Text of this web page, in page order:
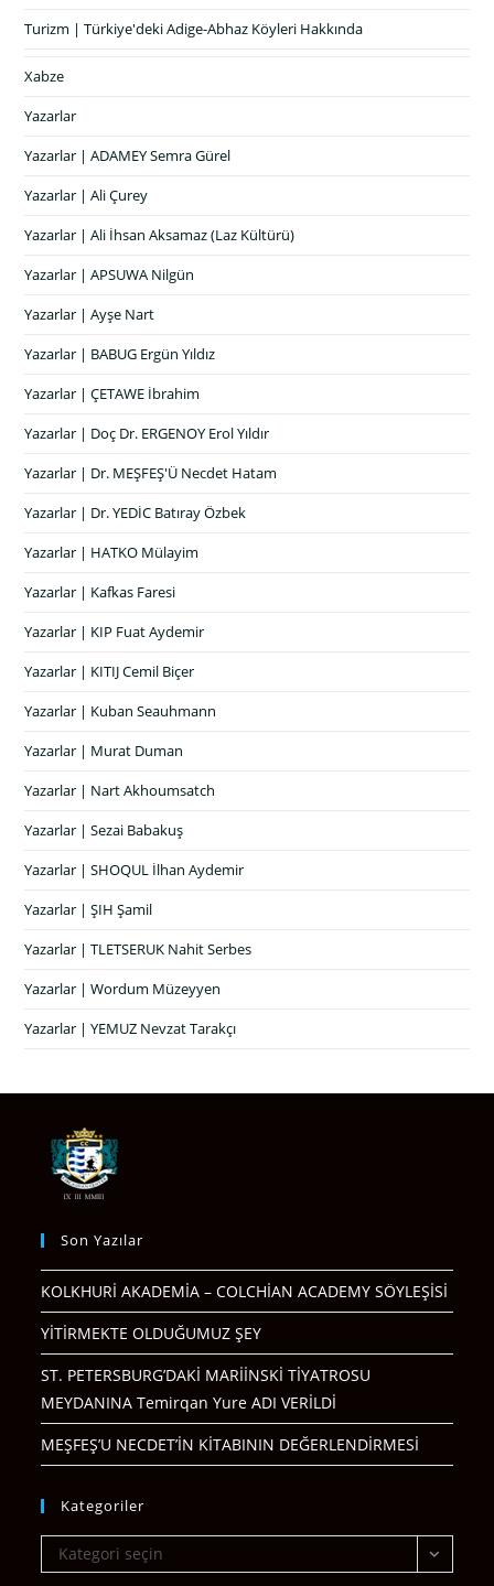
Turizm | Türkiye'deki Adige-Abhaz Köyleri Hakkında
Xabze
Yazarlar
Yazarlar | ADAMEY Semra Gürel
Yazarlar | Ali Çurey
Yazarlar | Ali İhsan Aksamaz (Laz Kültürü)
Yazarlar | APSUWA Nilgün
Yazarlar | Ayşe Nart
Yazarlar | BABUG Ergün Yıldız
Yazarlar | ÇETAWE İbrahim
Yazarlar | Doç Dr. ERGENOY Erol Yıldır
Yazarlar | Dr. MEŞFEŞ'Ü Necdet Hatam
Yazarlar | Dr. YEDİC Batıray Özbek
Yazarlar | HATKO Mülayim
Yazarlar | Kafkas Faresi
Yazarlar | KIP Fuat Aydemir
Yazarlar | KITIJ Cemil Biçer
Yazarlar | Kuban Seauhmann
Yazarlar | Murat Duman
Yazarlar | Nart Akhoumsatch
Yazarlar | Sezai Babakuş
Yazarlar | SHOQUL İlhan Aydemir
Yazarlar | ŞIH Şamil
Yazarlar | TLETSERUK Nahit Serbes
Yazarlar | Wordum Müzeyyen
Yazarlar | YEMUZ Nevzat Tarakçı
Son Yazılar
KOLKHURİ AKADEMİA – COLCHİAN ACADEMY SÖYLEŞİSİ
YİTİRMEKTE OLDUĞUMUZ ŞEY
ST. PETERSBURG’DAKİ MARİİNSKİ TİYATROSU
MEYDANINA Temirqan Yure ADI VERİLDİ
MEŞFEŞ’U NECDET’İN KİTABININ DEĞERLENDİRMESİ
Kategoriler
Kategoriler
Kategori seçin